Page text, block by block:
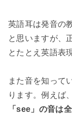
英語耳は発音の
と思いますが、
とたとえ英語表
また音を知って
ります。例えば、
「see」の音は